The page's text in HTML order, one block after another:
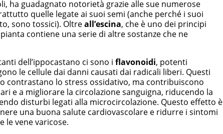
ha guadagnato notorietà grazie alle sue numerose
quelle legate ai suoi semi (anche perché i suoi
sono tossici). Oltreall’escina, che è uno dei principi
contiene una serie di altre sostanze che ne
dell’ippocastano ci sono i flavonoidi, potenti
le cellule dai danni causati dai radicali liberi. Questi
contrastano lo stress ossidativo, ma contribuiscono
e a migliorare la circolazione sanguigna, riducendo la
disturbi legati alla microcircolazione. Questo effetto è
una buona salute cardiovascolare e ridurre i sintomi
le vene varicose.